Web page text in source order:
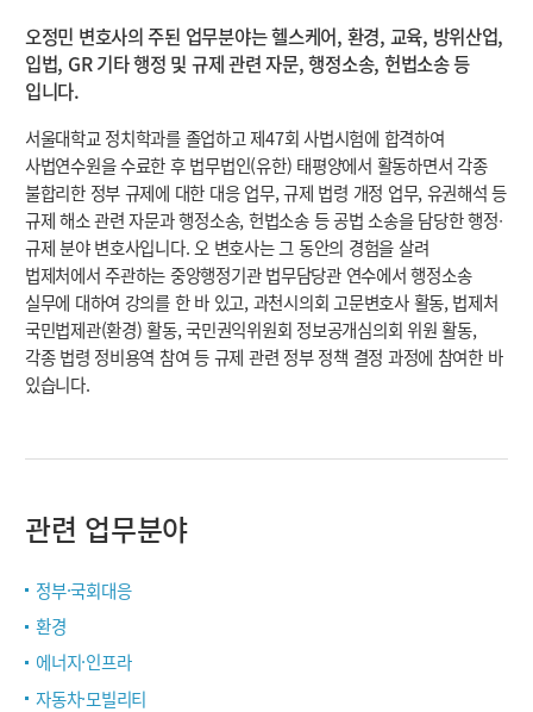
오정민 변호사의 주된 업무분야는 헬스케어, 환경, 교육, 방위산업,
입법, GR 기타 행정 및 규제 관련 자문, 행정소송, 헌법소송 등
입니다.
서울대학교 정치학과를 졸업하고 제47회 사법시험에 합격하여
사법연수원을 수료한 후 법무법인(유한) 태평양에서 활동하면서 각종
불합리한 정부 규제에 대한 대응 업무, 규제 법령 개정 업무, 유권해석 등
규제 해소 관련 자문과 행정소송, 헌법소송 등 공법 소송을 담당한 행정∙
규제 분야 변호사입니다. 오 변호사는 그 동안의 경험을 살려
법제처에서 주관하는 중앙행정기관 법무담당관 연수에서 행정소송
실무에 대하여 강의를 한 바 있고, 과천시의회 고문변호사 활동, 법제처
국민법제관(환경) 활동, 국민권익위원회 정보공개심의회 위원 활동,
각종 법령 정비용역 참여 등 규제 관련 정부 정책 결정 과정에 참여한 바
있습니다.
관련 업무분야
정부·국회대응
환경
에너지·인프라
자동차·모빌리티